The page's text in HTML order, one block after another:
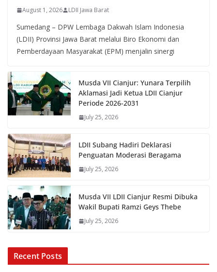
August 1, 2026 LDII Jawa Barat
Sumedang – DPW Lembaga Dakwah Islam Indonesia
(LDII) Provinsi Jawa Barat melalui Biro Ekonomi dan
Pemberdayaan Masyarakat (EPM) menjalin sinergi
Musda VII Cianjur: Yunara Terpilih
Aklamasi Jadi Ketua LDII Cianjur
Periode 2026-2031
July 25, 2026
LDII Subang Hadiri Deklarasi
Penguatan Moderasi Beragama
July 25, 2026
Musda VII LDII Cianjur Resmi Dibuka
Wakil Bupati Ramzi Geys Thebe
July 25, 2026
Recent Posts